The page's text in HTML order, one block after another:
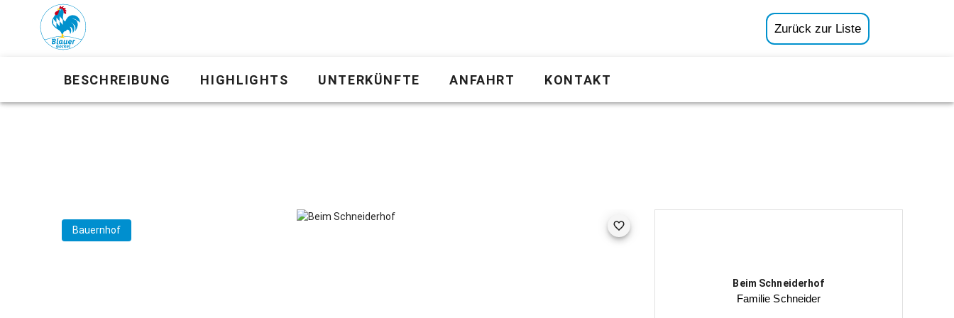
Zurück zur Liste
BESCHREIBUNG HIGHLIGHTS UNTERKÜNFTE ANFAHRT KONTAKT
Beim Schneiderhof
Familie Schneider
Bauernhof